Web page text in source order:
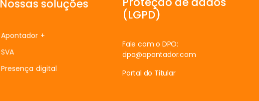
Nossas soluções
Apontador +
SVA
Presença digital
(LGPD)
Fale com o DPO:
dpo@apontador.com
Portal do Titular